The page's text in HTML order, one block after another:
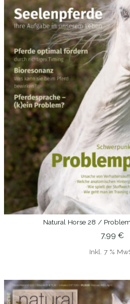
IN DEN
Natural Horse 28 /
7,99 €
Inkl. 7 %